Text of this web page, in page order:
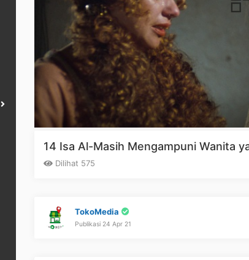
14 Isa Al-Masih Mengampuni Wanita
Dilihat 575
TokoMedia
Publikasi 24 Apr 21